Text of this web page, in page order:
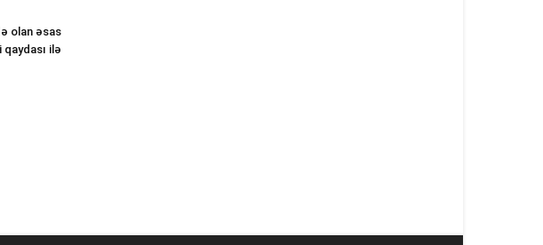
olan əsas
ilə